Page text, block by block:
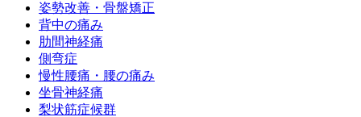
姿勢改善・骨盤矯正
背中の痛み
肋間神経痛
側弯症
慢性腰痛・腰の痛み
坐骨神経痛
梨状筋症候群